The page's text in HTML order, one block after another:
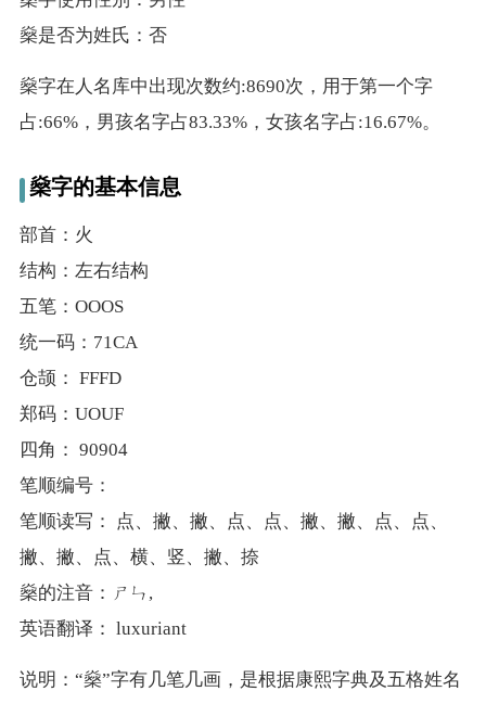
名
字
典
宝
取
名
打
生
起
大
起
燊是否为姓氏：否
燊字在人名库中出现次数约:8690次，用于第一个字
占:66%，男孩名字占83.33%，女孩名字占:16.67%。
燊字的基本信息
部首：火
结构：左右结构
五笔：OOOS
统一码：71CA
仓颉： FFFD
郑码：UOUF
四角： 90904
笔顺编号：
笔顺读写： 点、撇、撇、点、点、撇、撇、点、点、
撇、撇、点、横、竖、撇、捺
燊的注音：ㄕㄣ,
英语翻译： luxuriant
说明：“燊”字有几笔几画，是根据康熙字典及五格姓名